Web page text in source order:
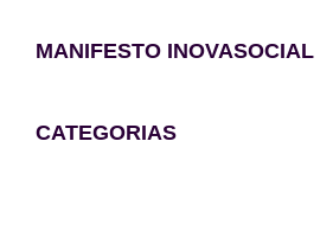
MANIFESTO INOVASOCIAL
CATEGORIAS